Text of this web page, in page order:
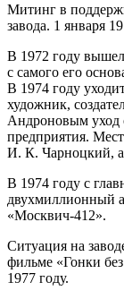
Митинг в
завода. 1 января
В 1972 году
с самого его
В 1974 году
художник,
Андроновым уход
предприятия.
И. К. Чарноцкий, а
В 1974 году с
двухмиллионный
«Москвич-412».
Ситуация на
фильме «Гонки
1977 году.